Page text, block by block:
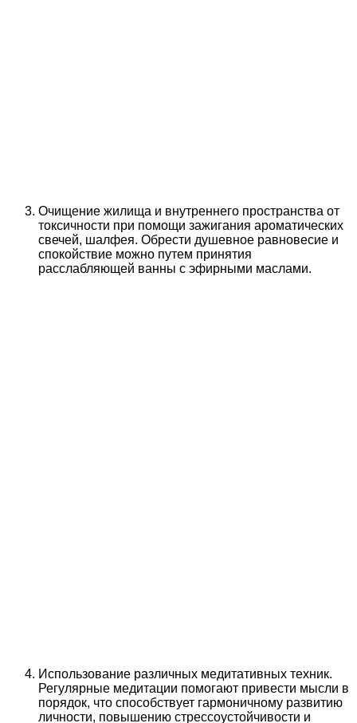
Очищение жилища и внутреннего пространства от
токсичности при помощи зажигания ароматических
свечей, шалфея. Обрести душевное равновесие и
спокойствие можно путем принятия
расслабляющей ванны с эфирными маслами.
Использование различных медитативных техник.
Регулярные медитации помогают привести мысли в
порядок, что способствует гармоничному развитию
личности, повышению стрессоустойчивости и